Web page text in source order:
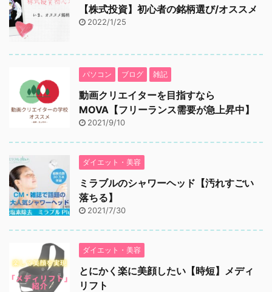
【株式投資】初心者の銘柄選び/オススメ
2022/1/25
パソコン ブログ 雑記
動画クリエイターを目指すなら
MOVA【フリーランス需要が急上昇中】
2021/9/10
ダイエット・美容
ミラブルのシャワーヘッド【汚れすごい
落ちる】
2021/7/30
ダイエット・美容
とにかく楽に美顔したい【時短】メディ
リフト